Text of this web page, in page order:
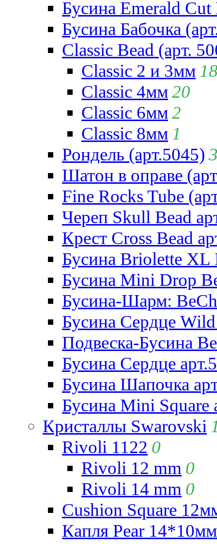
Бусина Emerald Cut
Бусина Бабочка
Classic Bead (арт.
Classic 2 и 3мм
Classic 4мм20
Classic 6мм2
Classic 8мм 1
Рондель (арт.5045)
Шатон в оправе
Fine Rocks Tube
Череп Skull Bead
Крест Cross Bead
Бусина Briolette XL
Бусина Mini Drop
Бусина-Шарм:
Бусина Сердце
Подвеска-Бусина
Бусина Сердце
Бусина Шапочка
Бусина Mini Square
Кристаллы Swarovski
Rivoli 1122 0
Rivoli 12 mm 0
Rivoli 14 mm 0
Cushion Square
Капля Pear